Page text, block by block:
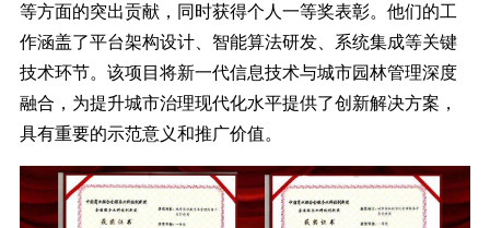
等方面的突出贡献，同时获得个人一等奖表彰。他们的工
作涵盖了平台架构设计、智能算法研发、系统集成等关键
技术环节。该项目将新一代信息技术与城市园林管理深度
融合，为提升城市治理现代化水平提供了创新解决方案，
具有重要的示范意义和推广价值。